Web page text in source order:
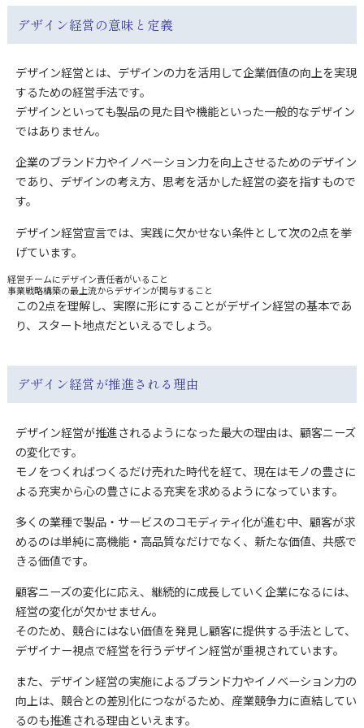
デザイン経営の意味と定義
デザイン経営とは、デザインの力を活用して企業価値の向上を実現
するための経営手法です。
デザインといっても製品の見た目や機能といった一般的なデザイン
ではありません。
企業のブランド力やイノベーション力を向上させるためのデザイン
であり、デザインの考え方、思考を活かした経営の姿を指すもので
す。
デザイン経営宣言では、実践に欠かせない条件として次の2点を挙
げています。
経営チームにデザイン責任者がいること
事業戦略構築の最上流からデザインが関与すること
この2点を理解し、実際に形にすることがデザイン経営の基本であ
り、スタート地点だといえるでしょう。
デザイン経営が推進される理由
デザイン経営が推進されるようになった最大の理由は、顧客ニーズ
の変化です。
モノをつくればつくるだけ売れた時代を経て、現在はモノの豊さに
よる充実から心の豊さによる充実を求めるようになっています。
多くの業種で製品・サービスのコモディティ化が進む中、顧客が求
めるのは単純に高機能・高品質なだけでなく、新たな価値、共感で
きる価値です。
顧客ニーズの変化に応え、継続的に成長していく企業になるには、
経営の変化が欠かせません。
そのため、競合にはない価値を発見し顧客に提供する手法として、
デザイナー視点で経営を行うデザイン経営が重視されています。
また、デザイン経営の実施によるブランド力やイノベーション力の
向上は、競合との差別化につながるため、産業競争力に直結してい
るのも推進される理由といえます。